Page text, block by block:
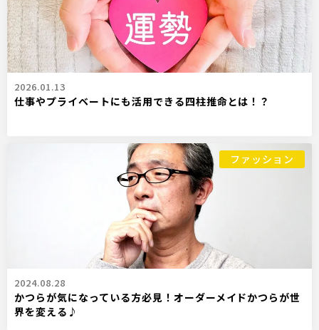
2026.01.13
仕事やプライベートにも活用できる四柱推命とは！？
ファッション
2024.08.28
かつらが気になっている方必見！オーダーメイドかつらが世
界を変える♪